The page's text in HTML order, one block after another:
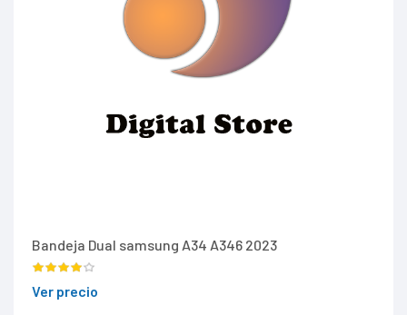
Bandeja Dual samsung A34 A346 2023
Ver precio